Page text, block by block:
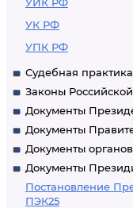
УК РФ
УПК РФ
Судебная
Законы
Документы
Документы
Документы
Документы
Постановление
ПЭК25